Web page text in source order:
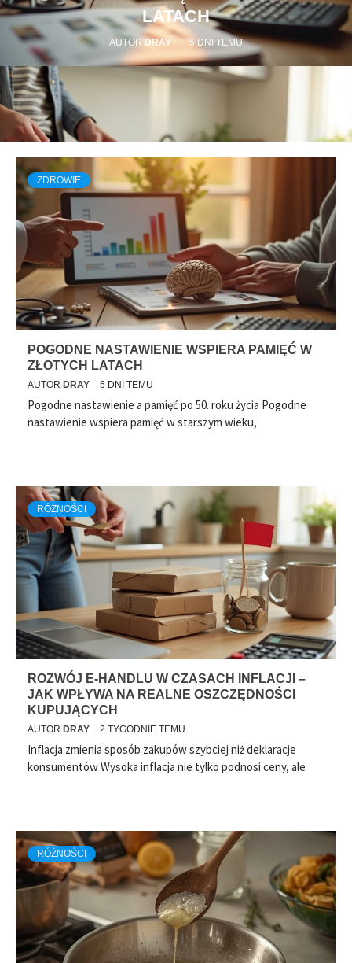
LATACH
AUTOR DRAY 5 DNI TEMU
RÓŻNOŚCI
ROZWÓJ E-HANDLU W
CZASACH INFLACJI – JAK
WPŁYWA NA REALNE
OSZCZĘDNOŚCI KUPUJĄCYCH
AUTOR DRAY 2 TYGODNIE TEMU
RÓŻNOŚCI
POKOLENIE Z ZMIENIA
KUCHNIĘ – PALONE MASŁO
STAJE SIĘ KULINARNYM
NIEZBĘDNIKIEM
AUTOR DRAY 3 TYGODNIE TEMU
ZMIANA – WYKORZYSTAJ
CODZIENNE ZAKUPY DO
POPRAWY FORMY
AUTOR DRAY 3 TYGODNIE TEMU
ZDROWIE
POGODNE NASTAWIENIE WSPIERA PAMIĘĆ W
ZŁOTYCH LATACH
AUTOR DRAY 5 DNI TEMU
Pogodne nastawienie a pamięć po 50. roku życia Pogodne
nastawienie wspiera pamięć w starszym wieku,
RÓŻNOŚCI
ROZWÓJ E-HANDLU W CZASACH INFLACJI –
JAK WPŁYWA NA REALNE OSZCZĘDNOŚCI
KUPUJĄCYCH
AUTOR DRAY 2 TYGODNIE TEMU
Inflacja zmienia sposób zakupów szybciej niż deklaracje
konsumentów Wysoka inflacja nie tylko podnosi ceny, ale
RÓŻNOŚCI